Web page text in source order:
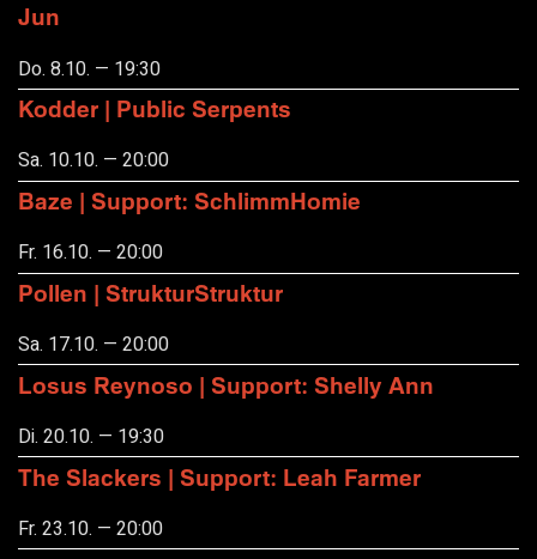
Jun
Do. 8.10. — 19:30
Kodder | Public Serpents
Sa. 10.10. — 20:00
Baze | Support: SchlimmHomie
Fr. 16.10. — 20:00
Pollen | StrukturStruktur
Sa. 17.10. — 20:00
Losus Reynoso | Support: Shelly Ann
Di. 20.10. — 19:30
The Slackers | Support: Leah Farmer
Fr. 23.10. — 20:00